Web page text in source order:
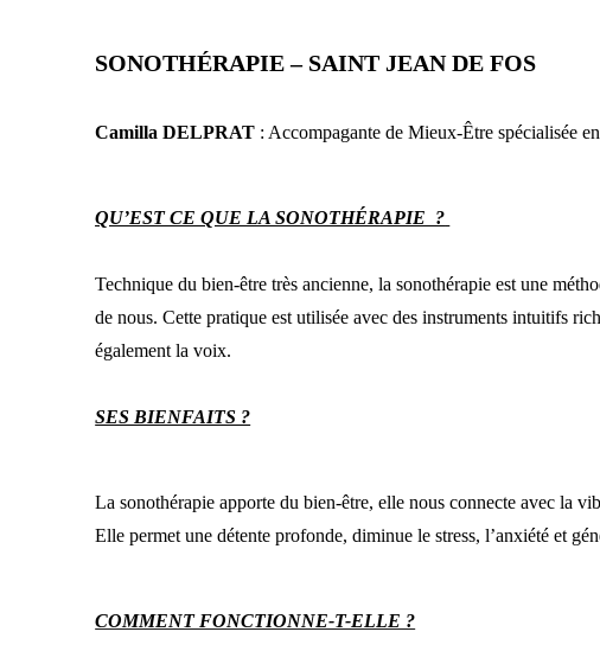
SONOTHÉRAPIE – SAINT JEAN DE FOS
Camilla DELPRAT : Accompagante de Mieux-Être spécialisée
QU’EST CE QUE LA SONOTHÉRAPIE ?
Technique du bien-être très ancienne, la sonothérapie est une
de nous. Cette pratique est utilisée avec des instruments intuitifs
également la voix.
SES BIENFAITS ?
La sonothérapie apporte du bien-être, elle nous connecte avec la
Elle permet une détente profonde, diminue le stress, l’anxiété et
COMMENT FONCTIONNE-T-ELLE ?